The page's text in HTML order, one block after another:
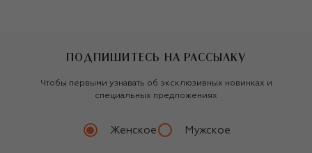
ПОДПИШИТЕСЬ НА РАССЫЛКУ
Чтобы первыми узнавать об эксклюзивных новинках и
специальных предложениях
Женское Мужское